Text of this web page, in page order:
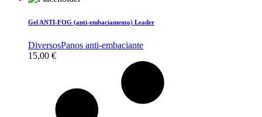
Gel ANTI-FOG (anti-embaciamento) Leader
DiversosPanos anti-embaciante
15,00 €